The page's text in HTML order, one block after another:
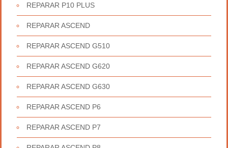
REPARAR P10 PLUS
REPARAR ASCEND
REPARAR ASCEND G510
REPARAR ASCEND G620
REPARAR ASCEND G630
REPARAR ASCEND P6
REPARAR ASCEND P7